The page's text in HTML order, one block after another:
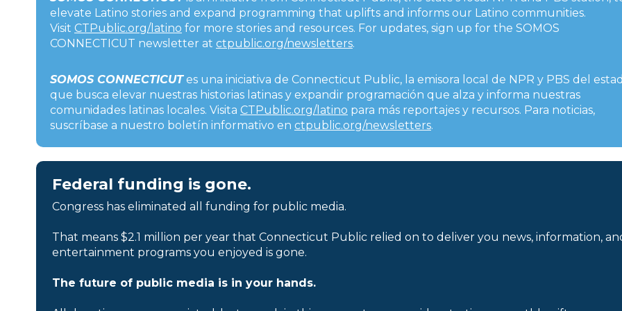
elevate Latino stories and expand programming that uplifts and informs our Latino communities.
Visit CTPublic.org/latino for more stories and resources. For updates, sign up for the SOMOS
CONNECTICUT newsletter at ctpublic.org/newsletters.
SOMOS CONNECTICUTes una iniciativa de Connecticut Public, la emisora local de NPR y PBS del
que busca elevar nuestras historias latinas y expandir programación que alza y informa nuestras
comunidades latinas locales. Visita CTPublic.org/latino para más reportajes y recursos. Para noticias,
suscríbase a nuestro boletín informativo en ctpublic.org/newsletters.
Federal funding is gone.
Congress has eliminated all funding for public media.
That means $2.1 million per year that Connecticut Public relied on to deliver you news, information,
entertainment programs you enjoyed is gone.
The future of public media is in your hands.